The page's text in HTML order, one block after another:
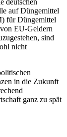
auf Düngemittel
für Düngemittel
EU-Geldern
sind
nicht
in die Zukunft
ganz zu spät